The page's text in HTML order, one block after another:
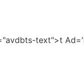
text">t